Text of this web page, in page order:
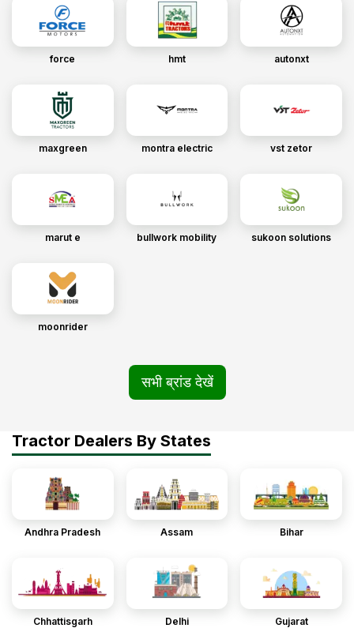
force hmt autonxt
maxgreen montra electric vst zetor
marut e bullwork mobility sukoon solutions
moonrider
सभी ब्रांड देखें
Tractor Dealers By States
Andhra Pradesh Assam Bihar
Chhattisgarh Delhi Gujarat